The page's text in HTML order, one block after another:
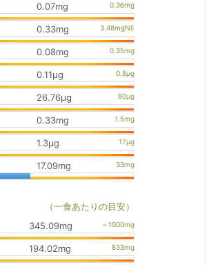
0.07mg
0.33mg
0.08mg
0.11μg
26.76μg
0.33mg
1.3μg
17.09mg
（一食あたりの目安）
345.09mg
194.02mg